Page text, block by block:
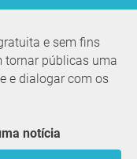
e sem fins
tornar públicas uma
e dialogar com os
notícia